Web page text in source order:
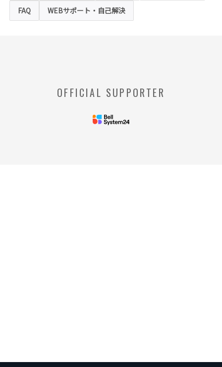
て提供するサービスの一部をご利用できない
場合がありますのでご了承ください。
お客様のコンピュータからのアクセス状況を
収集し、特定のWebページの使用率等に関す
FAQ WEBサポート・自己解決
OFFICIAL SUPPORTER